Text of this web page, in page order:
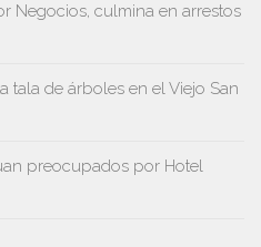
Negocios, culmina en arrestos
tala de árboles en el Viejo San
preocupados por Hotel